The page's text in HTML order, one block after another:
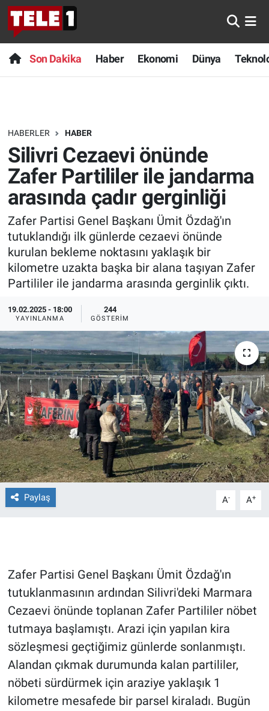
Son Dakika Haber Ekonomi Dünya
HABERLER HABER
Silivri Cezaevi önünde
Zafer Partililer ile jandarma
arasında çadır gerginliği
Zafer Partisi Genel Başkanı Ümit Özdağ'ın
tutuklandığı ilk günlerde cezaevi önünde
kurulan bekleme noktasını yaklaşık bir
kilometre uzakta başka bir alana taşıyan Zafer
Partililer ile jandarma arasında gerginlik çıktı.
19.02.2025 - 18:00
YAYINLANMA
244
GÖSTERIM
Paylaş A- A+
Zafer Partisi Genel Başkanı Ümit Özdağ'ın
tutuklanmasının ardından Silivri'deki Marmara
Cezaevi önünde toplanan Zafer Partililer nöbet
tutmaya başlamıştı. Arazi için yapılan kira
sözleşmesi geçtiğimiz günlerde sonlanmıştı.
Alandan çıkmak durumunda kalan partililer,
nöbeti sürdürmek için araziye yaklaşık 1
kilometre mesafede bir parsel kiraladı. Bugün
Anında Manşet
Başka Sohbetler
Bilim turu
Bilim ve Teknoloji Evreni
Doğa Konuşuyor
Dünya
Ege Saati
Ege'den Esintiler
Eğitim
Eğlence
Ekonomi
Forum
Gerçeğin İzinde
Gün Başlıyor
Gün Bitiyor
Gündem Özel
Günün görüntüsü
Haber
İlan
Kimdir
Son Dakika
Haber
Dünya
Teknoloji
Sağlık
Spor
Yayın Akışı
İletişim
Nöbetçi Eczaneler
Hava Durumu
Trafik Durumu
Süper Lig Puan Durumu ve Fikstür
Tüm Manşetler
Son Dakika Haberleri
Haber Arşivi